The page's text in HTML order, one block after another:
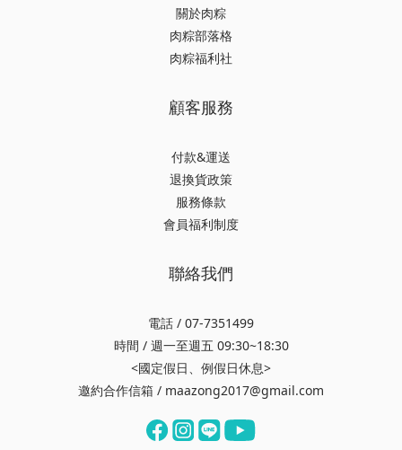
關於肉粽
肉粽部落格
肉粽福利社
顧客服務
付款&運送
退換貨政策
服務條款
會員福利制度
聯絡我們
電話 / 07-7351499
時間 / 週一至週五 09:30~18:30
<國定假日、例假日休息>
邀約合作信箱 / maazong2017@gmail.com